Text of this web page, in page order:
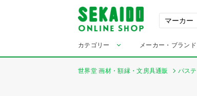
カテゴリー メーカー・ブランド
世界堂 画材・額縁・文房具通販 パス